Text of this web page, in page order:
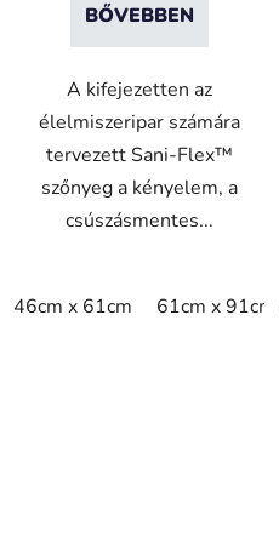
BŐVEBBEN
A kifejezetten az
élelmiszeripar számára
tervezett Sani-Flex™
szőnyeg a kényelem, a
csúszásmentes...
46cm x 61cm 61cm x 91cm